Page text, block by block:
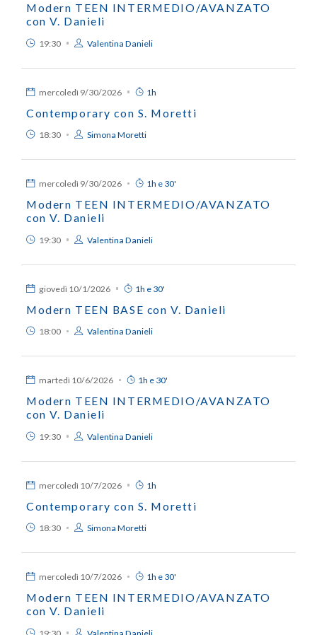
Modern TEEN INTERMEDIO/AVANZATO
con V. Danieli
19:30 Valentina Danieli
mercoledì 9/30/2026 1h
Contemporary con S. Moretti
18:30 Simona Moretti
mercoledì 9/30/2026 1h e 30'
Modern TEEN INTERMEDIO/AVANZATO
con V. Danieli
19:30 Valentina Danieli
giovedì 10/1/2026 1h e 30'
Modern TEEN BASE con V. Danieli
18:00 Valentina Danieli
martedì 10/6/2026 1h e 30'
Modern TEEN INTERMEDIO/AVANZATO
con V. Danieli
19:30 Valentina Danieli
mercoledì 10/7/2026 1h
Contemporary con S. Moretti
18:30 Simona Moretti
mercoledì 10/7/2026 1h e 30'
Modern TEEN INTERMEDIO/AVANZATO
con V. Danieli
19:30 Valentina Danieli